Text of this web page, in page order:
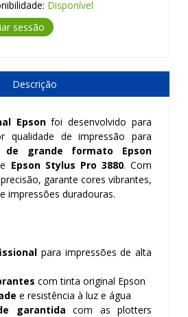
Disponível
sessão
Descrição
Epsonfoi desenvolvido para
qualidade de impressão para
de grande formato
Epson
e Epson Stylus Pro 3880. Com
garante cores vibrantes,
impressões duradouras.
para impressões de alta
com tinta original Epson
e resistência à luz e água
garantida com as plotters